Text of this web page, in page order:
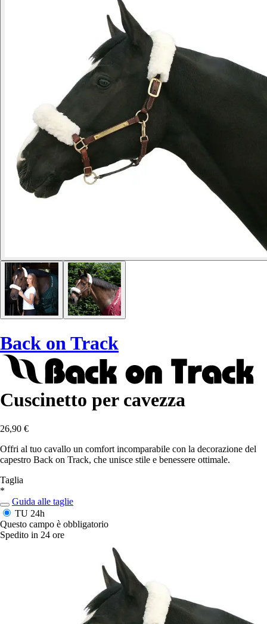
Back on Track
Cuscinetto per cavezza
26,90 €
Offri al tuo cavallo un comfort incomparabile con la decorazione del
capestro Back on Track, che unisce stile e benessere ottimale.
Taglia
*
Guida alle taglie
TU 24h
Questo campo è obbligatorio
Spedito in 24 ore